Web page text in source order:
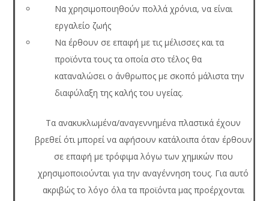
Να χρησιμοποιηθούν πολλά χρόνια, να είναι
εργαλείο ζωής
Να έρθουν σε επαφή με τις μέλισσες και τα
προϊόντα τους τα οποία στο τέλος θα
καταναλώσει ο άνθρωπος με σκοπό μάλιστα την
διαφύλαξη της καλής του υγείας.
Τα ανακυκλωμένα/αναγεννημένα πλαστικά έχουν
βρεθεί ότι μπορεί να αφήσουν κατάλοιπα όταν έρθουν
σε επαφή με τρόφιμα λόγω των χημικών που
χρησιμοποιούνται για την αναγέννηση τους. Για αυτό
ακριβώς το λόγο όλα τα προϊόντα μας προέρχονται